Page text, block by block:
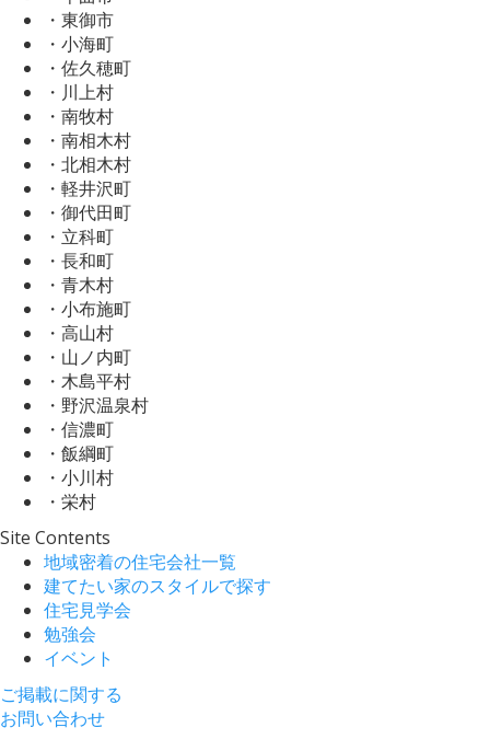
・東御市
・小海町
・佐久穂町
・川上村
・南牧村
・南相木村
・北相木村
・軽井沢町
・御代田町
・立科町
・長和町
・青木村
・小布施町
・高山村
・山ノ内町
・木島平村
・野沢温泉村
・信濃町
・飯綱町
・小川村
・栄村
Site Contents
地域密着の住宅会社一覧
建てたい家のスタイルで探す
住宅見学会
勉強会
イベント
ご掲載に関する
お問い合わせ